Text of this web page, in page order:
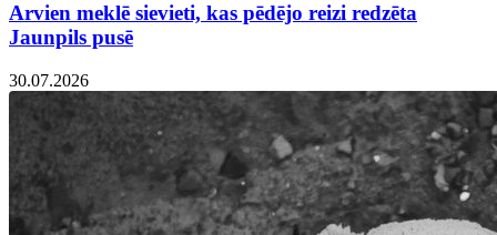
Arvien meklē sievieti, kas pēdējo reizi redzēta
Jaunpils pusē
30.07.2026